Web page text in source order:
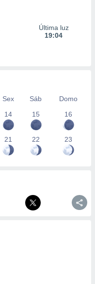
Última luz
19:04
Sex Sáb
Domo
14 15 16
21 22 23